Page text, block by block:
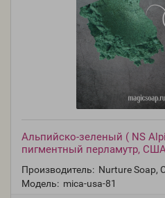
Альпийско-зеленый ( NS
пигментный перламутр,
Производитель: Nurture Soap,
Модель: mica-usa-81